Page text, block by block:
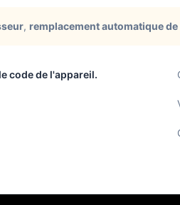
, remplacement automatique
code de l'appareil.